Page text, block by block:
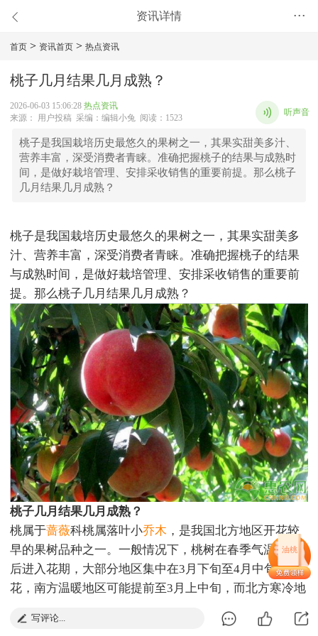
资讯详情 •••
油桃
首页 > 资讯首页 > 热点资讯
桃子几月结果几月成熟？
2026-06-03 15:06:28 热点资讯
来源： 用户投稿 采编：编辑小兔 阅读：1523
听声音
桃子是我国栽培历史最悠久的果树之一，其果实甜美多汁、
营养丰富，深受消费者青睐。准确把握桃子的结果与成熟时
间，是做好栽培管理、安排采收销售的重要前提。那么桃子
几月结果几月成熟？
桃子是我国栽培历史最悠久的果树之一，其果实甜美多
汁、营养丰富，深受消费者青睐。准确把握桃子的结果
与成熟时间，是做好栽培管理、安排采收销售的重要前
提。那么桃子几月结果几月成熟？
桃子几月结果几月成熟？
桃属于蔷薇科桃属落叶小乔木 ，是我国北方地区开花较
早的果树品种之一。一般情况下，桃树在春季气温回升
后进入花期，大部分地区集中在3月下旬至4月中旬开
花，南方温暖地区可能提前至3月上中旬，而北方寒冷地
桃花为完全花，自花授粉结实率较高，但配置授粉树或
写评论...